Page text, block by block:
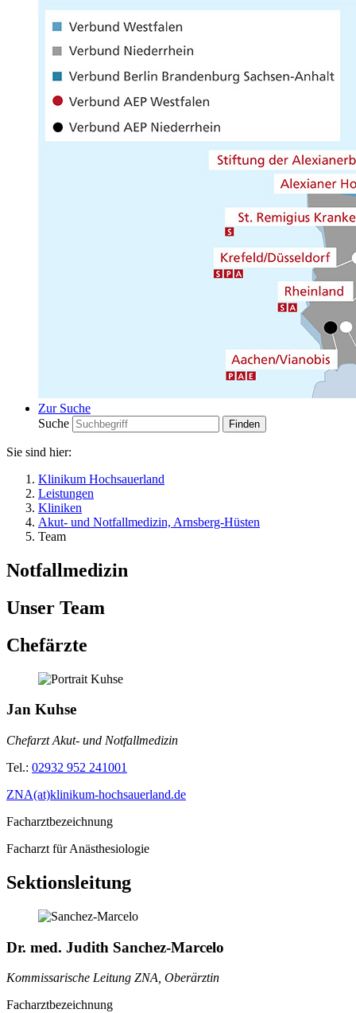
Zur Suche
Suche
Sie sind hier:
Klinikum Hochsauerland
Leistungen
Kliniken
Akut- und Notfallmedizin, Arnsberg-Hüsten
Team
Notfallmedizin
Unser Team
Chefärzte
Jan Kuhse
Chefarzt Akut- und Notfallmedizin
Tel.: 02932 952 241001
ZNA(at)klinikum-hochsauerland.de
Facharztbezeichnung
Facharzt für Anästhesiologie
Sektionsleitung
Dr. med. Judith Sanchez-Marcelo
Kommissarische Leitung ZNA, Oberärztin
Facharztbezeichnung